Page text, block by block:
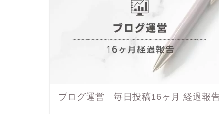
ブログ運営：毎日投稿16ヶ月 経過報